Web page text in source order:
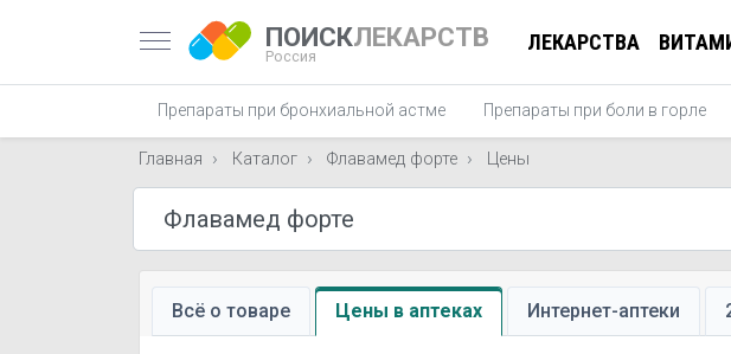
ПОИСКЛЕКАРСТВ
Россия
ЛЕКАРСТВА
Препараты при бронхиальной астме Препараты при боли в горле
Главная Каталог Флавамед форте Цены
Всё о товаре Цены в аптеках Интернет-аптеки